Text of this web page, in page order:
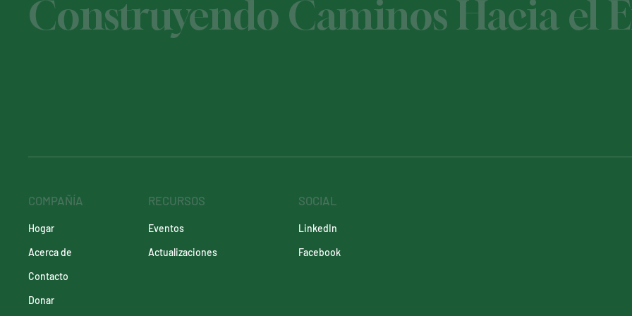
Construyendo Caminos Hacia el
COMPAÑÍA
Hogar
Acerca de
Contacto
Donar
RECURSOS
Eventos
Actualizaciones
SOCIAL
LinkedIn
Facebook